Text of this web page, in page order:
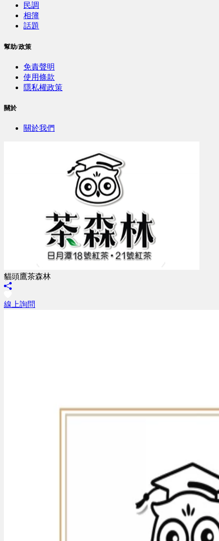
民調
相簿
話題
幫助/政策
免責聲明
使用條款
隱私權政策
關於
關於我們
貓頭鷹茶森林
線上詢問